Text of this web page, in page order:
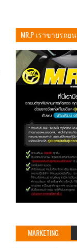
MR.P เราขายรถ
MARKETING